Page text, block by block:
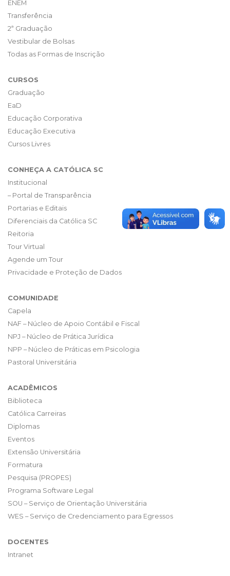
ENEM
Transferência
2ª Graduação
Vestibular de Bolsas
Todas as Formas de Inscrição
CURSOS
Graduação
EaD
Educação Corporativa
Educação Executiva
Cursos Livres
CONHEÇA A CATÓLICA SC
Institucional
– Portal de Transparência
Portarias e Editais
Diferenciais da Católica SC
Reitoria
Tour Virtual
Agende um Tour
Privacidade e Proteção de Dados
COMUNIDADE
Capela
NAF – Núcleo de Apoio Contábil e Fiscal
NPJ – Núcleo de Prática Jurídica
NPP – Núcleo de Práticas em Psicologia
Pastoral Universitária
ACADÊMICOS
Biblioteca
Católica Carreiras
Diplomas
Eventos
Extensão Universitária
Formatura
Pesquisa (PROPES)
Programa Software Legal
SOU – Serviço de Orientação Universitária
WES – Serviço de Credenciamento para Egressos
DOCENTES
Intranet